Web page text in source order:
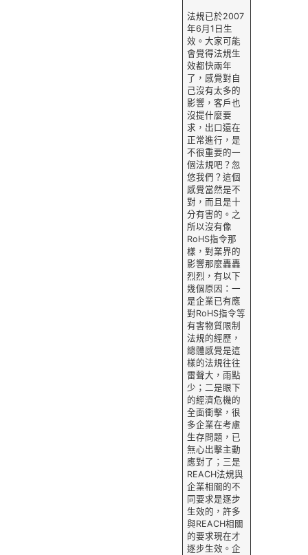
法規已於2007
年6月1日生
效。大家可能
會覺得法規生
效都快兩年
了，感覺對自
己沒有太多的
影響，客戶也
沒提什麼要
求，出口還在
正常進行，是
不很重要的一
個法規吧？忽
悠我們？這個
感覺當然是不
對，而且是十
分有害的。之
所以沒有像
RoHS指令那
樣，對業界的
影響那麼轟轟
烈烈，有以下
幾個原因：一
是企業已有應
對RoHS指令等
有害物質限制
法規的經歷，
總體感覺是這
樣的法規往往
雷聲大，雨點
少；二是眼下
的經濟危機的
全面衝擊，很
多企業在考慮
生存問題，已
無心出擊主動
應對了；三是
REACH法規與
企業相關的不
同要求是逐步
生效的，許多
與REACH相關
的要求現在才
逐步生效。企